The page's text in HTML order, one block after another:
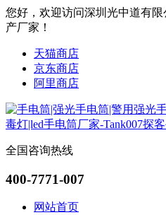
您好，欢迎访问深圳光中道有
产厂家！
天猫商店
京东商店
阿里商店
全国咨询热线
400-7771-007
网站首页